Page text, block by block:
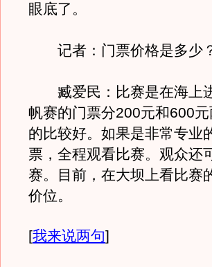
眼底了。
记者：门票价格是多少
臧爱民：比赛是在海上
帆赛的门票分200元和600
的比较好。如果是非常专业
票，全程观看比赛。观众还
赛。目前，在大坝上看比赛
价位。
[我来说两句]